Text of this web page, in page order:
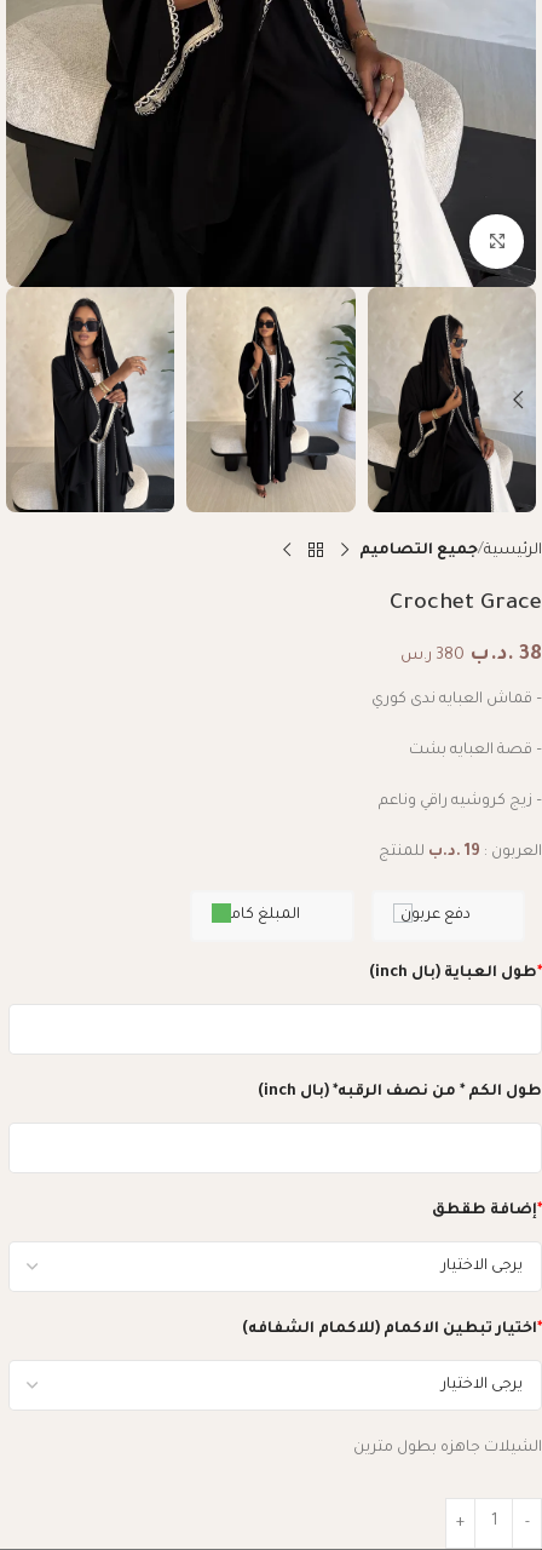
Click to enlarge
الرئيسية جميع التصاميم
Crochet Grace
38 .د.ب 380 ر.س
– قماش العبايه ندى كوري
– قصة العبايه بشت
– زيج كروشيه راقي وناعم
العربون : 19 .د.ب للمنتج
المبلغ كامل دفع عربون
*طول العباية (بال inch)
طول الكم * من نصف الرقبه* (بال inch)
*إضافة طقطق
*اختيار تبطين الاكمام (للاكمام الشفافه)
الشيلات جاهزه بطول مترين